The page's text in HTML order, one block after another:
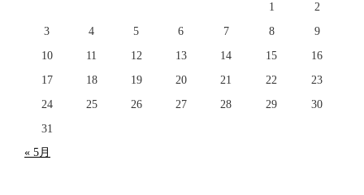
1
2
3
4 5 6 7 8
9
10
11 12 13 14 15
16
17
18 19 20 21 22
23
24
25 26 27 28 29
30
31
« 5月